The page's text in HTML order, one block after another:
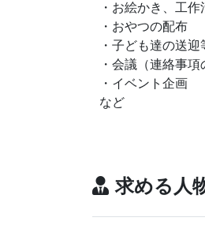
・お絵かき、工
・おやつの配布
・子ども達の送
・会議（
・イベント企画
など
求める人